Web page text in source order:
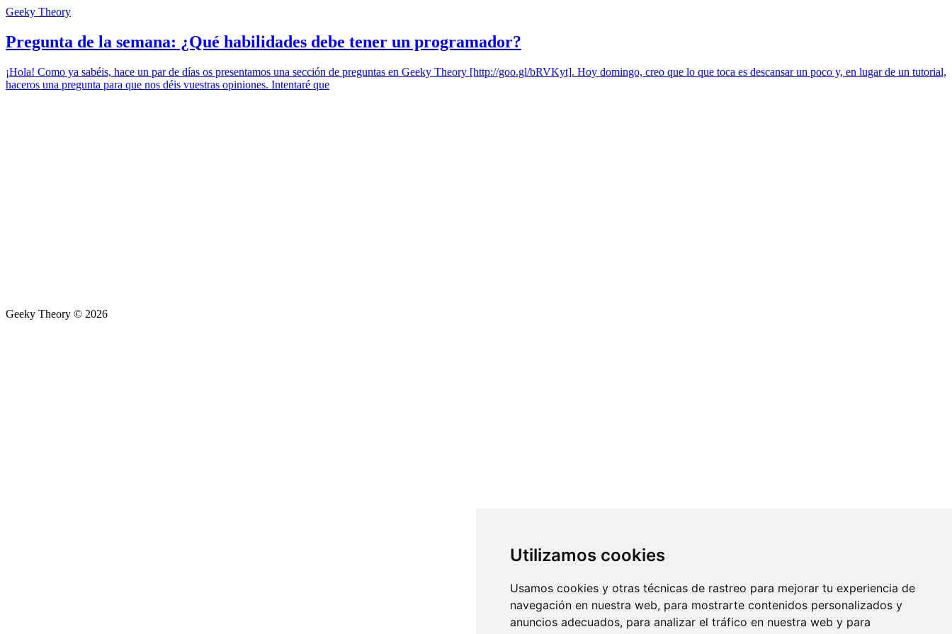
Utilizamos cookies
Usamos cookies y otras técnicas de rastreo para mejorar tu experiencia de
navegación en nuestra web, para mostrarte contenidos personalizados y
anuncios adecuados, para analizar el tráfico en nuestra web y para
Geeky Theory
Pregunta de la semana: ¿Qué habilidades debe tener un programador?
¡Hola! Como ya sabéis, hace un par de días os presentamos una sección de preguntas en Geeky Theory [http://goo.gl/bRVKyt]. Hoy domingo, creo que lo que toca es descansar un poco y, en lugar de un tutorial,
haceros una pregunta para que nos déis vuestras opiniones. Intentaré que
Geeky Theory © 2026